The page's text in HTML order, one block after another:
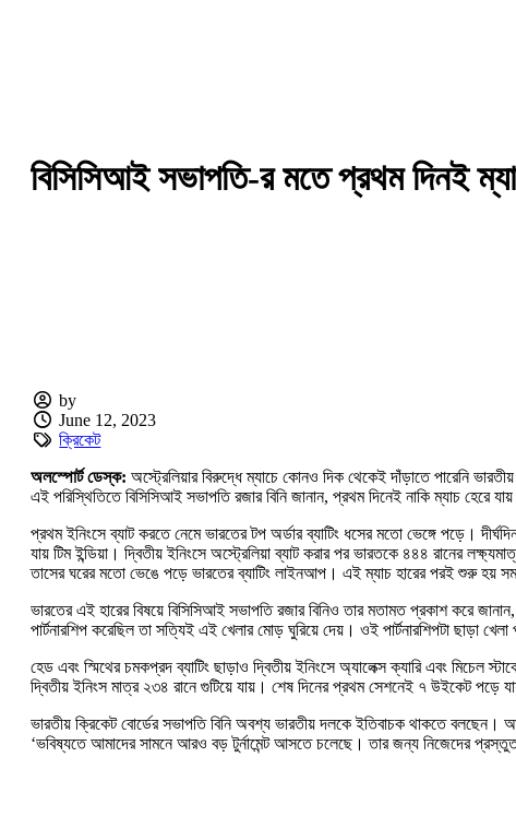
বিসিসিআই সভাপতি-র মতে প্রথম দিনই
by
June 12, 2023
ক্রিকেট
অলস্পোর্ট ডেস্ক: অস্ট্রেলিয়ার বিরুদ্ধে ম্যাচে কোনও দিক থেকেই দাঁড়াতে পারেনি
এই পরিস্থিতিতে বিসিসিআই সভাপতি রজার বিনি জানান, প্রথম দিনেই নাকি ম্যাচ হেরে
প্রথম ইনিংসে ব্যাট করতে নেমে ভারতের টপ অর্ডার ব্যাটিং ধসের মতো ভেঙ্গে পড়ে।
যায় টিম ইন্ডিয়া। দ্বিতীয় ইনিংসে অস্ট্রেলিয়া ব্যাট করার পর ভারতকে ৪৪৪ রানের
তাসের ঘরের মতো ভেঙে পড়ে ভারতের ব্যাটিং লাইনআপ। এই ম্যাচ হারের পরই শুরু হয়
ভারতের এই হারের বিষয়ে বিসিসিআই সভাপতি রজার বিনিও তার মতামত প্রকাশ করে
পার্টনারশিপ করেছিল তা সত্যিই এই খেলার মোড় ঘুরিয়ে দেয়। ওই পার্টনারশিপটা ছাড়া
হেড এবং স্মিথের চমকপ্রদ ব্যাটিং ছাড়াও দ্বিতীয় ইনিংসে অ্যালেক্স ক্যারি এবং মিচেল
দ্বিতীয় ইনিংস মাত্র ২৩৪ রানে গুটিয়ে যায়। শেষ দিনের প্রথম সেশনেই ৭ উইকেট পড়ে যায়
ভারতীয় ক্রিকেট বোর্ডের সভাপতি বিনি অবশ্য ভারতীয় দলকে ইতিবাচক থাকতে বলছেন।
‘ভবিষ্যতে আমাদের সামনে আরও বড় টুর্নামেন্ট আসতে চলেছে। তার জন্য নিজেদের